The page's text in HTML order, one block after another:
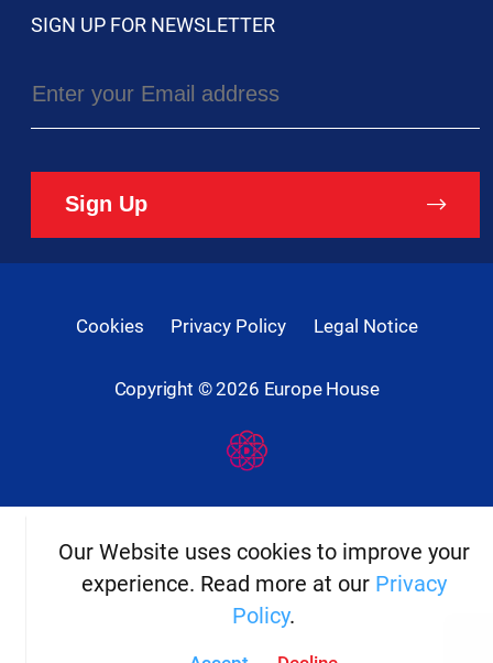
SIGN UP FOR NEWSLETTER
Sign Up
Copyright ©2026 Europe House
Cookies Privacy Policy Legal Notice
Developed
By
Digital
Our Website uses cookies to improve your
experience. Read more at our Privacy
Policy.